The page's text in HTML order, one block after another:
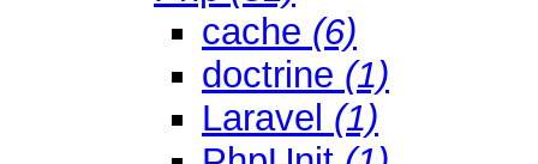
cache (6)
doctrine (1)
Laravel (1)